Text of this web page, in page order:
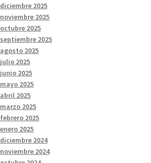
diciembre 2025
noviembre 2025
octubre 2025
septiembre 2025
agosto 2025
julio 2025
junio 2025
mayo 2025
abril 2025
marzo 2025
febrero 2025
enero 2025
diciembre 2024
noviembre 2024